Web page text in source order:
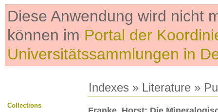
Diese Anwendung wird nicht
können im Portal der
Universitätssammlungen in
Indexes » Literature »
Collections